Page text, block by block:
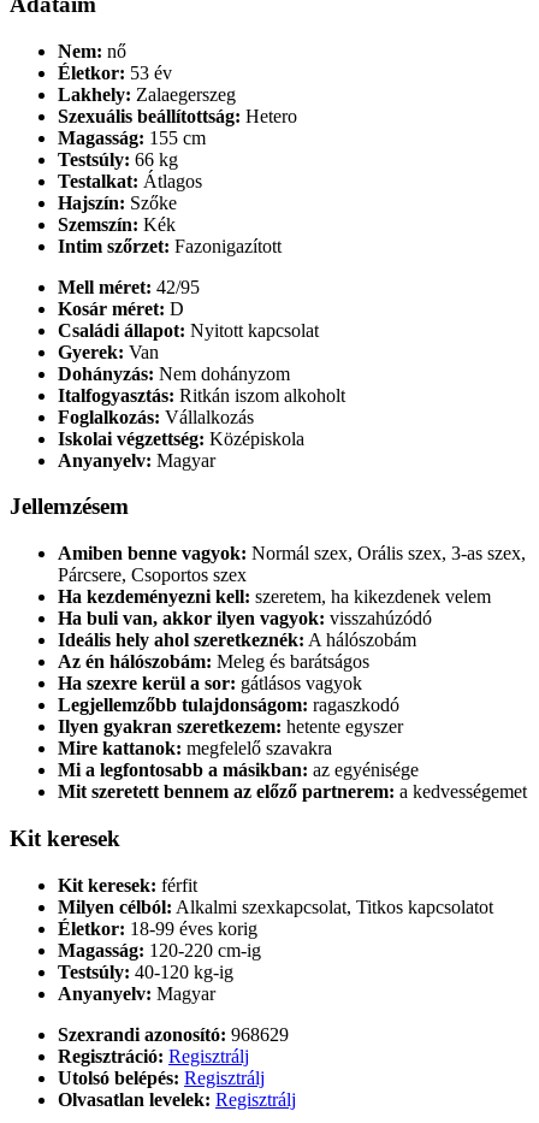
Nem: nő
Életkor: 53 év
Lakhely: Zalaegerszeg
Szexuális beállítottság: Hetero
Magasság: 155 cm
Testsúly: 66 kg
Testalkat: Átlagos
Hajszín: Szőke
Szemszín: Kék
Intim szőrzet: Fazonigazított
Mell méret: 42/95
Kosár méret: D
Családi állapot: Nyitott kapcsolat
Gyerek: Van
Dohányzás: Nem dohányzom
Italfogyasztás: Ritkán iszom alkoholt
Foglalkozás: Vállalkozás
Iskolai végzettség: Középiskola
Anyanyelv: Magyar
Jellemzésem
Amiben benne vagyok: Normál szex, Orális szex, 3-as szex,
Párcsere, Csoportos szex
Ha kezdeményezni kell: szeretem, ha kikezdenek velem
Ha buli van, akkor ilyen vagyok: visszahúzódó
Ideális hely ahol szeretkeznék: A hálószobám
Az én hálószobám: Meleg és barátságos
Ha szexre kerül a sor: gátlásos vagyok
Legjellemzőbb tulajdonságom: ragaszkodó
Ilyen gyakran szeretkezem: hetente egyszer
Mire kattanok: megfelelő szavakra
Mi a legfontosabb a másikban: az egyénisége
Mit szeretett bennem az előző partnerem: a kedvességemet
Kit keresek
Kit keresek: férfit
Milyen célból: Alkalmi szexkapcsolat, Titkos kapcsolatot
Életkor: 18-99 éves korig
Magasság: 120-220 cm-ig
Testsúly: 40-120 kg-ig
Anyanyelv: Magyar
Szexrandi azonosító: 968629
Regisztráció: Regisztrálj
Utolsó belépés: Regisztrálj
Olvasatlan levelek: Regisztrálj